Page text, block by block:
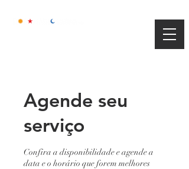
Agende seu
serviço
Confira a disponibilidade e agende a
data e o horário que forem melhores